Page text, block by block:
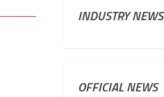
INDUSTRY NEWS
OFFICIAL NEWS